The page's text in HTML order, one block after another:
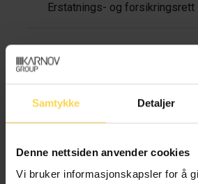
Samtykke Detaljer
Denne nettsiden anvender cookies
Vi bruker informasjonskapsler for å
Erstatnings- og forsikringsrett
Revisorloven
Bank, finans og